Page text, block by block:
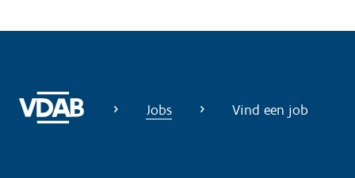
p
Jobs Vind een job